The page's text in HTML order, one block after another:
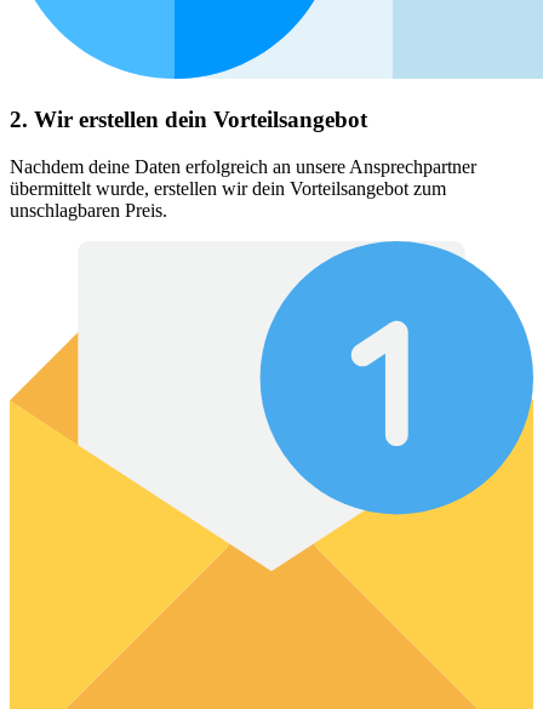
2. Wir erstellen dein Vorteilsangebot
Nachdem deine Daten erfolgreich an unsere Ansprechpartner
übermittelt wurde, erstellen wir dein Vorteilsangebot zum
unschlagbaren Preis.